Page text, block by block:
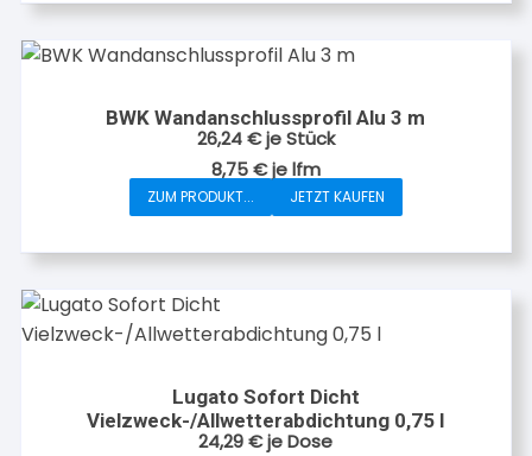
weist
mehrere
Die
Optionen
können
auf
werden
BWK Wandanschlussprofil Alu 3 m
26,24€je Stück
8,75€jelfm
ZUM PRODUKT... JETZT KAUFEN
Lugato Sofort Dicht
Vielzweck-/Allwetterabdichtung 0,75 l
24,29€je Dose